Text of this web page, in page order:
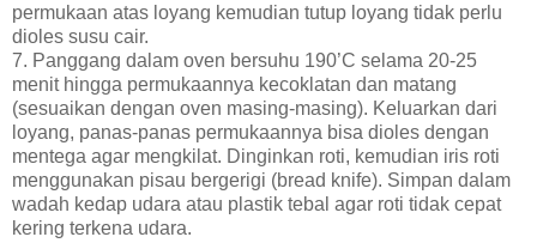
permukaan atas loyang kemudian tutup loyang tidak perlu
dioles susu cair.
7. Panggang dalam oven bersuhu 190’C selama 20-25
menit hingga permukaannya kecoklatan dan matang
(sesuaikan dengan oven masing-masing). Keluarkan dari
loyang, panas-panas permukaannya bisa dioles dengan
mentega agar mengkilat. Dinginkan roti, kemudian iris roti
menggunakan pisau bergerigi (bread knife). Simpan dalam
wadah kedap udara atau plastik tebal agar roti tidak cepat
kering terkena udara.